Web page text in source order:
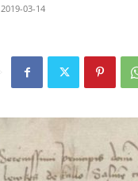
2019-03-14